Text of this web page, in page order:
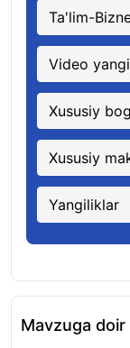
Ta'lim-
Video
Xususiy
Xususiy
Yangiliklar
Mavzuga